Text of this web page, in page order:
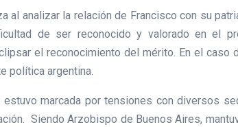
al analizar la relación de Francisco con su
de ser reconocido y valorado en el
el reconocimiento del mérito. En el caso
política argentina.
marcada por tensiones con diversos
Siendo Arzobispo de Buenos Aires,